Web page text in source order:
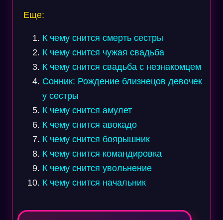
Еще:
К чему снится смерть сестры
К чему снится чужая свадьба
К чему снится свадьба с незнакомцем
Сонник: Рождение близнецов девочек
у сестры
К чему снится амулет
К чему снится авокадо
К чему снится боярышник
К чему снится командировка
К чему снится увольнение
К чему снится начальник
Навигация